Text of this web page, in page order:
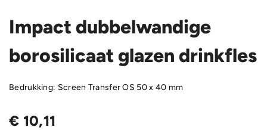
Impact dubbelwandige
borosilicaat glazen drinkfles
Bedrukking: Screen Transfer OS 50 x 40 mm
€ 10,11